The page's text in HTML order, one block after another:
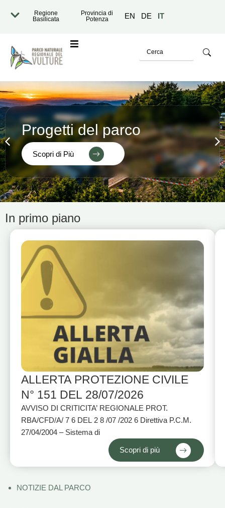
Regione
Basilicata
Provincia di
Potenza
EN DE IT
Trasparente
Progetti del parco
Scopri di Più
In primo piano
ALLERTA PROTEZIONE CIVILE
N° 151 DEL 28/07/2026
AVVISO DI CRITICITA’ REGIONALE PROT.
RBA/CFD/A/ 7 6 DEL 2 8 /07 /202 6 Direttiva P.C.M.
27/04/2004 – Sistema di
Scopri di più
NOTIZIE DAL PARCO